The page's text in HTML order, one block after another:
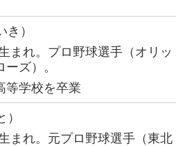
）
まれ。プロ野球選手（オリッ
ズ）。
等学校を卒業
）
まれ。元プロ野球選手（東北